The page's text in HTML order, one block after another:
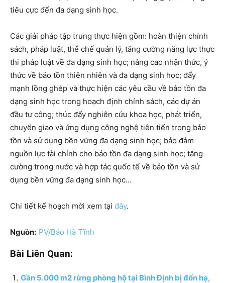
tiêu cực đến đa dạng sinh học.
Các giải pháp tập trung thực hiện gồm: hoàn thiện chính
sách, pháp luật, thể chế quản lý, tăng cường năng lực thực
thi pháp luật về đa dạng sinh học; nâng cao nhận thức, ý
thức về bảo tồn thiên nhiên và đa dạng sinh học; đẩy
mạnh lồng ghép và thực hiện các yêu cầu về bảo tồn đa
dạng sinh học trong hoạch định chính sách, các dự án
đầu tư công; thúc đẩy nghiên cứu khoa học, phát triển,
chuyển giao và ứng dụng công nghệ tiên tiến trong bảo
tồn và sử dụng bền vững đa dạng sinh học; bảo đảm
nguồn lực tài chính cho bảo tồn đa dạng sinh học; tăng
cường trong nước và hợp tác quốc tế về bảo tồn và sử
dụng bền vững đa dạng sinh học…
Chi tiết kế hoạch mời xem tại đây.
Nguồn: PV/Báo Hà Tĩnh
Bài Liên Quan:
Gần 5.000 m2 rừng phòng hộ tại Bình Định bị đốn hạ,